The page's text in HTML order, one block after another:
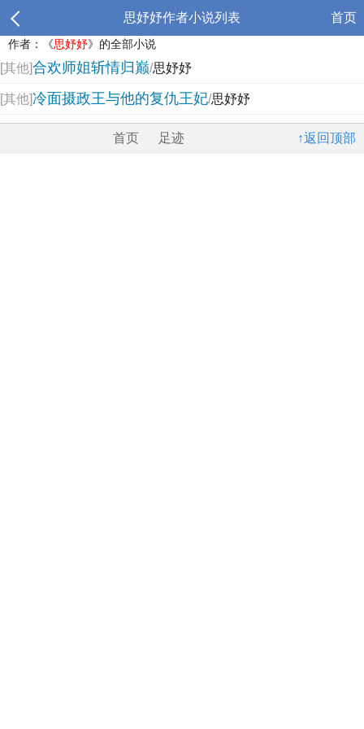
思妤妤作者小说列表 首页
作者：《思妤妤》的全部小说
[其他]合欢师姐斩情归巅/思妤妤
[其他]冷面摄政王与他的复仇王妃/思妤妤
↑返回顶部
首页 足迹